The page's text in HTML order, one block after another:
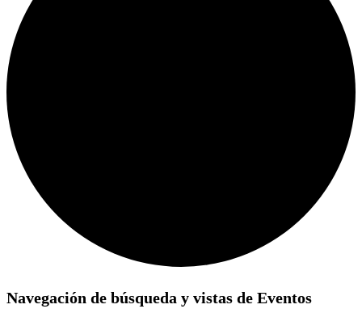
Eventos
Navegación de búsqueda y vistas de Eventos